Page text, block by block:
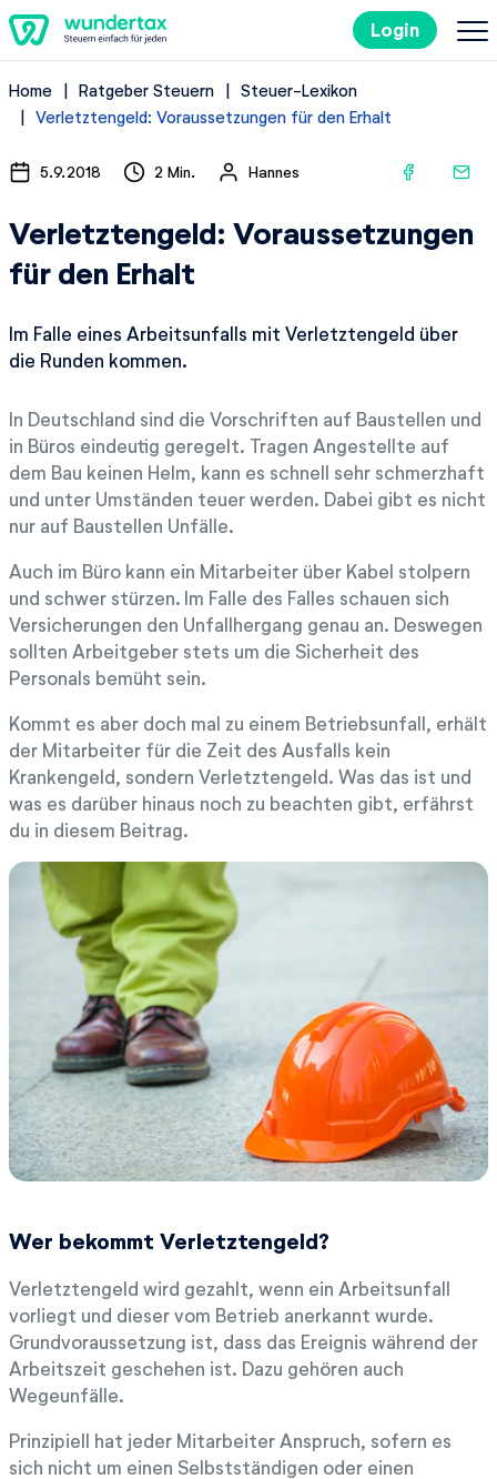
Login
So geht's
Kosten
Steuertipps
Home Ratgeber Steuern
Steuer-Lexikon
Verletztengeld: Voraussetzungen für den Erhalt
5.9.2018 2 Min. Hannes
Verletztengeld: Voraussetzungen
für den Erhalt
Im Falle eines Arbeitsunfalls mit Verletztengeld über
die Runden kommen.
In Deutschland sind die Vorschriften auf Baustellen und
in Büros eindeutig geregelt. Tragen Angestellte auf
dem Bau keinen Helm, kann es schnell sehr schmerzhaft
und unter Umständen teuer werden. Dabei gibt es nicht
nur auf Baustellen Unfälle.
Auch im Büro kann ein Mitarbeiter über Kabel stolpern
und schwer stürzen. Im Falle des Falles schauen sich
Versicherungen den Unfallhergang genau an. Deswegen
sollten Arbeitgeber stets um die Sicherheit des
Personals bemüht sein.
Kommt es aber doch mal zu einem Betriebsunfall, erhält
der Mitarbeiter für die Zeit des Ausfalls kein
Krankengeld, sondern Verletztengeld. Was das ist und
was es darüber hinaus noch zu beachten gibt, erfährst
du in diesem Beitrag.
Wer bekommt Verletztengeld?
Verletztengeld wird gezahlt, wenn ein Arbeitsunfall
vorliegt und dieser vom Betrieb anerkannt wurde.
Grundvoraussetzung ist, dass das Ereignis während der
Arbeitszeit geschehen ist. Dazu gehören auch
Wegeunfälle.
Prinzipiell hat jeder Mitarbeiter Anspruch, sofern es
sich nicht um einen Selbstständigen oder einen